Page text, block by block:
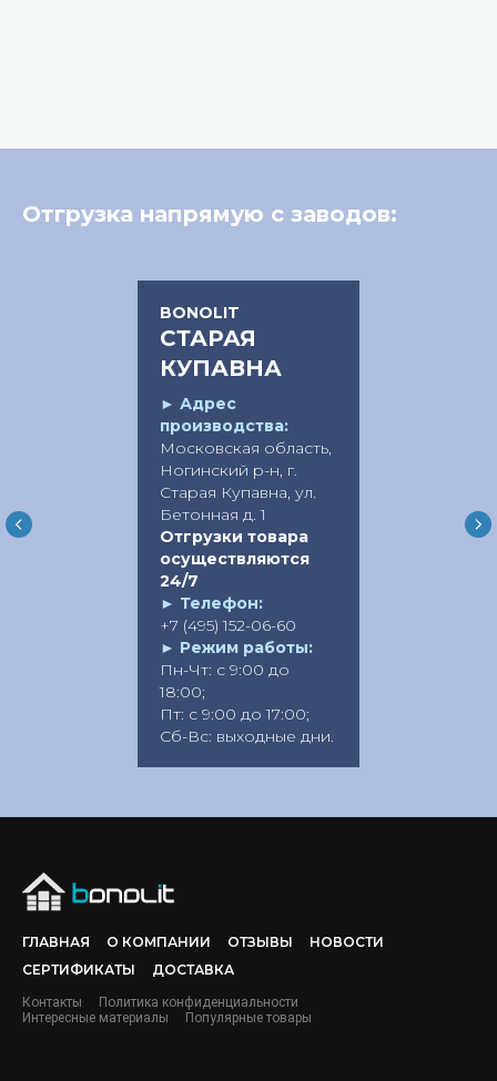
Отгрузка напрямую с заводов:
BONOLIT
СТАРАЯ
КУПАВНА
► Адрес
производства:
Московская область,
Ногинский р-н, г.
Старая Купавна, ул.
Бетонная д. 1
Отгрузки товара
осуществляются
24/7
► Телефон:
+7 (495) 152-06-60
► Режим работы:
Пн-Чт: с 9:00 до
18:00;
Пт: с 9:00 до 17:00;
Сб-Вс: выходные дни.
ГЛАВНАЯ О КОМПАНИИ ОТЗЫВЫ
НОВОСТИ
СЕРТИФИКАТЫ
ДОСТАВКА
Контакты
Политика конфиденциальности
Интересные материалы
Популярные товары